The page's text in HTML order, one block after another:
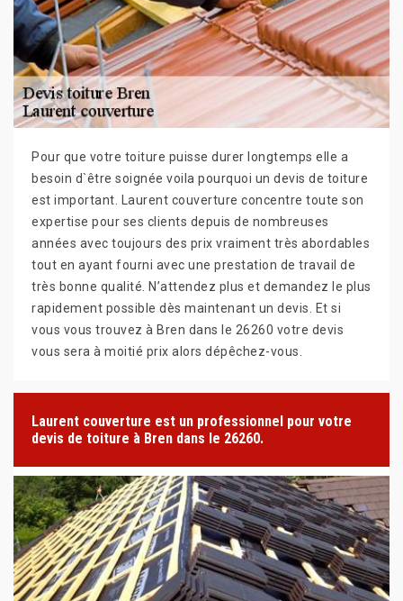
Pour que votre toiture puisse durer longtemps elle a
besoin d`être soignée voila pourquoi un devis de toiture
est important. Laurent couverture concentre toute son
expertise pour ses clients depuis de nombreuses
années avec toujours des prix vraiment très abordables
tout en ayant fourni avec une prestation de travail de
très bonne qualité. N’attendez plus et demandez le plus
rapidement possible dès maintenant un devis. Et si
vous vous trouvez à Bren dans le 26260 votre devis
vous sera à moitié prix alors dépêchez-vous.
Laurent couverture est un professionnel pour votre
devis de toiture à Bren dans le 26260.